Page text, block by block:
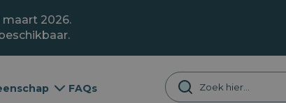
maart 2026.
FAQs